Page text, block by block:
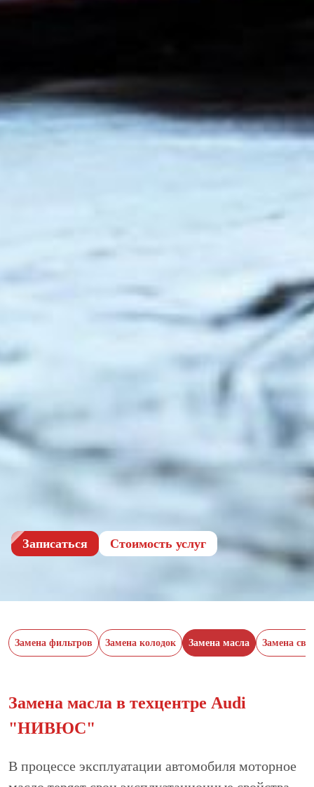
Записаться Cтоимость услуг
Замена фильтров Замена колодок Замена масла Замена
Замена масла в техцентре Audi
"НИВЮС"
В процессе эксплуатации автомобиля моторное